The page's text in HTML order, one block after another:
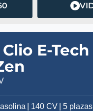
E-Tech
| 140 CV | 5 plazas